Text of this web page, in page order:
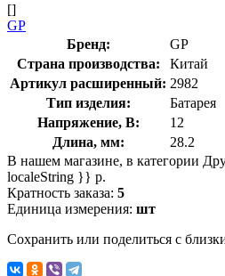
[]
GP
Бренд:
GP
Страна производства:
Китай
Артикул расширенный: 2982
Тип изделия:
Батарея
Напряжение, В:
12
Длина, мм:
28.2
В нашем магазине, в категории
localeString }} р.
Кратность заказа: 5
Единица измерения: шт
Сохранить или поделиться с